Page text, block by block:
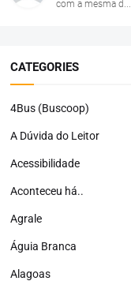
com a mesma d...
CATEGORIES
4Bus (Buscoop)
A Dúvida do Leitor
Acessibilidade
Aconteceu há..
Agrale
Águia Branca
Alagoas